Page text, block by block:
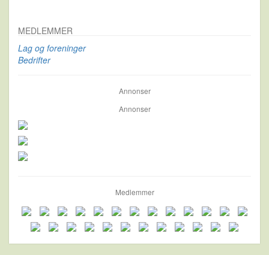
MEDLEMMER
Lag og foreninger
Bedrifter
Annonser
Annonser
Medlemmer